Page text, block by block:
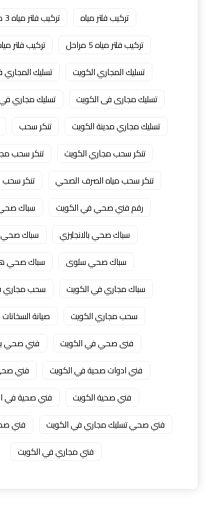
تركيب فلتر مياه
تركيب فلتر مياه 3 مراحل
تركيب فلتر مياه 5 مراحل
تركيب فلتر مياه 7
تسليك المجاري الكويت
تسليك
تسليك مجارى فى الكويت
تسليك مجاري
تسليك مجاري مدينة الكويت
تنكر سحب
تنكر سحب مجاري الكويت
تنكر سحب
تنكر سحب مياه الصرف الصحي
تنكر سحب
رقم فني صحي في الكويت
سباك صحي
سباك صحي بالانجليزي
سباك
سباك صحي سلوى
سباك صحي
سباك مجاري في الكويت
سحب مجاري
سحب مجاري الكويت
صيانة السخانات
فنى صحي في الكويت
فني صحي
فني ادوات صحية في الكويت
فني
فني صحية الكويت
فني صحية في
فني صحي تسليك مجاري في الكويت
فني
فني مجاري في الكويت